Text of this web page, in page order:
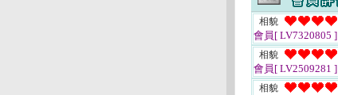
相貌
會員[ LV7320805 ]
相貌
會員[ LV2509281 ]
相貌